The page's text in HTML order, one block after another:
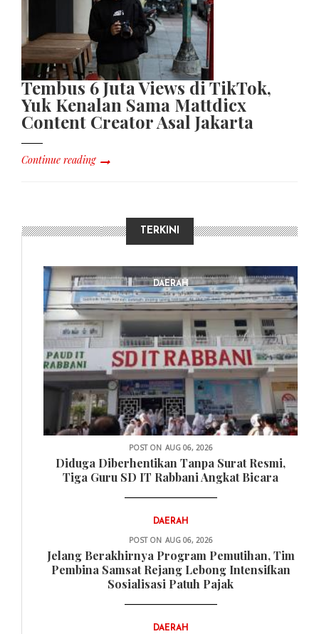
Tembus 6 Juta Views di TikTok,
Yuk Kenalan Sama Mattdicx
Content Creator Asal Jakarta
Continue reading
TERKINI
DAERAH
POST ON AUG 06, 2026
Diduga Diberhentikan Tanpa Surat Resmi,
Tiga Guru SD IT Rabbani Angkat Bicara
DAERAH
POST ON AUG 06, 2026
Jelang Berakhirnya Program Pemutihan, Tim
Pembina Samsat Rejang Lebong Intensifkan
Sosialisasi Patuh Pajak
DAERAH